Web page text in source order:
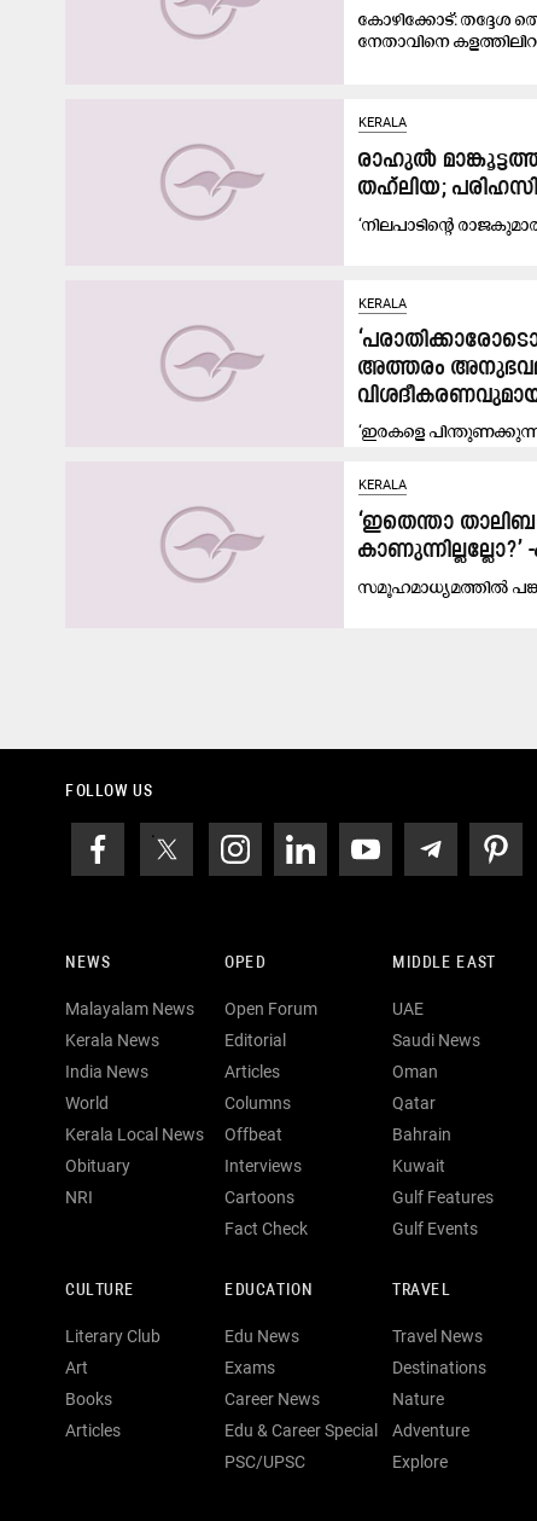
കോഴിക്കോട്: തദ്ദേശ
നേതാവിനെ
KERALA
രാഹുൽ
തഹ്‌ലിയ;
‘നിലപാടിന്‍റെ
KERALA
അത്തരം
‘ഇരകളെ
KERALA
‘ഇതെന്താ
സമൂഹമാധ്യമത്തിൽ
FOLLOW US
NEWS
Malayalam News
Kerala News
India News
World
Kerala Local News
Obituary
NRI
OPED
Open Forum
Editorial
Articles
Columns
Offbeat
Interviews
Cartoons
Fact Check
MIDDLE EAST
UAE
Saudi News
Oman
Qatar
Bahrain
Kuwait
Gulf Features
Gulf Events
CULTURE
Literary Club
Art
Books
Articles
EDUCATION
Edu News
Exams
Career News
Edu & Career Special
PSC/UPSC
TRAVEL
Travel News
Destinations
Nature
Adventure
Explore